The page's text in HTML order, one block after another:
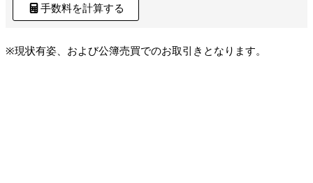
手数料を計算する
※現状有姿、および公簿売買でのお取引きとなります。